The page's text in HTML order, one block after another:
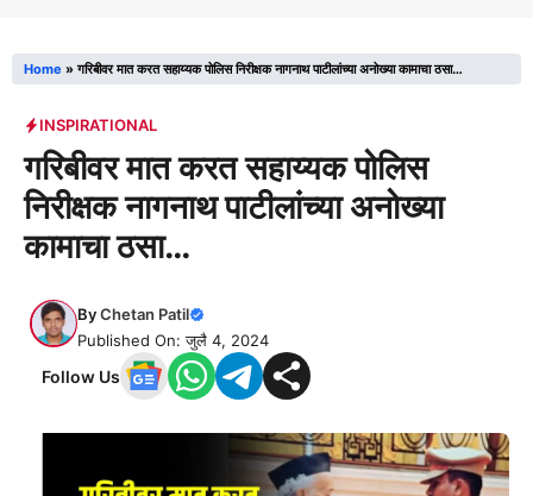
Home »गरिबीवर मात करत सहाय्यक पोलिस निरीक्षक नागनाथ पाटीलांच्या अनोख्या कामाचा ठसा…
INSPIRATIONAL
गरिबीवर मात करत सहाय्यक पोलिस
निरीक्षक नागनाथ पाटीलांच्या अनोख्या
कामाचा ठसा…
ByChetan Patil
Published On: जुलै 4, 2024
Follow Us